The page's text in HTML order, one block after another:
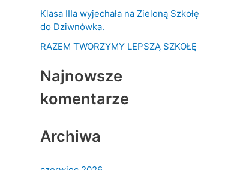
:
Klasa IIIa wyjechała na Zieloną Szkołę
do Dziwnówka.
RAZEM TWORZYMY LEPSZĄ SZKOŁĘ
Najnowsze
komentarze
Archiwa